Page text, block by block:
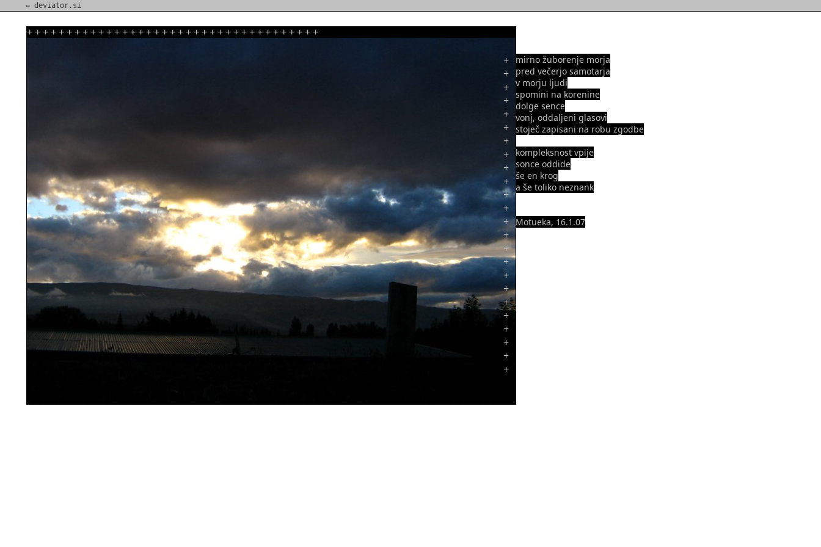
⇐ deviator.si
+ + + + + + + + + + + + + + + + + + + + + + + + + + + + + + + + + + + + +
+
+
+
+
+
+
+
+
+
+
+
+
+
+
+
+
+
+
+
+
+
+
+
+
mirno žuborenje morja
pred večerjo samotarja
v morju ljudi
spomini na korenine
dolge sence
vonj, oddaljeni glasovi
stoječ zapisani na robu zgodbe
kompleksnost vpije
sonce oddide
še en krog
a še toliko neznank
Motueka, 16.1.07